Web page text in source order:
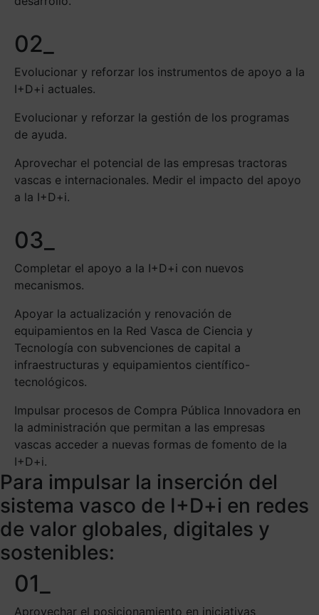
02_
Evolucionar y reforzar los instrumentos de apoyo a la
I+D+i actuales.
Evolucionar y reforzar la gestión de los programas
de ayuda.
Aprovechar el potencial de las empresas tractoras
vascas e internacionales. Medir el impacto del apoyo
a la I+D+i.
03_
Completar el apoyo a la I+D+i con nuevos
mecanismos.
Apoyar la actualización y renovación de
equipamientos en la Red Vasca de Ciencia y
Tecnología con subvenciones de capital a
infraestructuras y equipamientos científico-
tecnológicos.
Impulsar procesos de Compra Pública Innovadora en
la administración que permitan a las empresas
vascas acceder a nuevas formas de fomento de la
I+D+i.
Para impulsar la inserción del
sistema vasco de I+D+i en redes
de valor globales, digitales y
sostenibles:
01_
Aprovechar el posicionamiento en iniciativas